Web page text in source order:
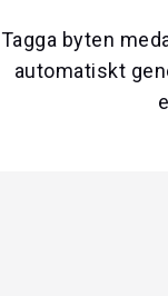
Tagga byten
automatiskt